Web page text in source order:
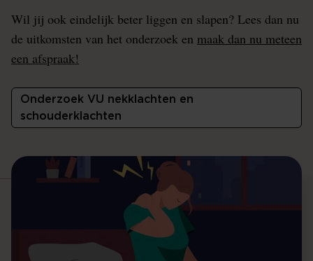
Wil jij ook eindelijk beter liggen en slapen? Lees dan nu
de uitkomsten van het onderzoek en maak dan nu meteen
een afspraak!
Onderzoek VU nekklachten en
schouderklachten